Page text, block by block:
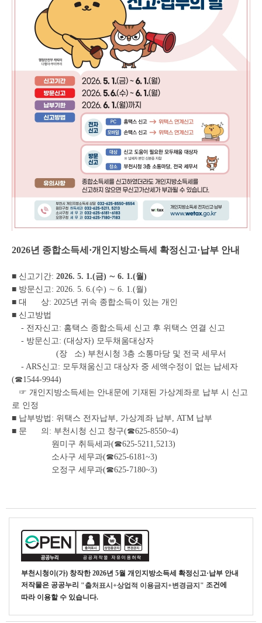
2026년 종합소득세·개인지방소득세 확정신고·납부 안내
■ 신고기간: 2026. 5. 1.(금) ∼ 6. 1.(월)
■ 방문신고: 2026. 5. 6.(수) ∼ 6. 1.(월)
■ 대 상: 2025년 귀속 종합소득이 있는 개인
■ 신고방법
- 전자신고: 홈택스 종합소득세 신고 후 위택스 연결 신고
- 방문신고: (대상자) 모두채움대상자
(장 소) 부천시청 3층 소통마당 및 전국 세무서
- ARS신고: 모두채움신고 대상자 중 세액수정이 없는 납세자
(☎1544-9944)
☞ 개인지방소득세는 안내문에 기재된 가상계좌로 납부 시 신고
로 인정
■ 납부방법: 위택스 전자납부, 가상계좌 납부, ATM 납부
■ 문 의: 부천시청 신고 창구(☎625-8550~4)
원미구 취득세과(☎625-5211,5213)
소사구 세무과(☎625-6181~3)
오정구 세무과(☎625-7180~3)
부천시청이(가) 창작한2026년 5월 개인지방소득세 확정신고·납부 안내
저작물은 공공누리 "출처표시+상업적 이용금지+변경금지" 조건에
따라 이용할 수 있습니다.